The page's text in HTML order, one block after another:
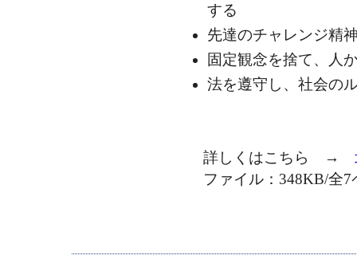
する
先達のチャレンジ精
固定観念を捨て、人
法を遵守し、社会の
詳しくはこちら →
ファイル：348KB/全7